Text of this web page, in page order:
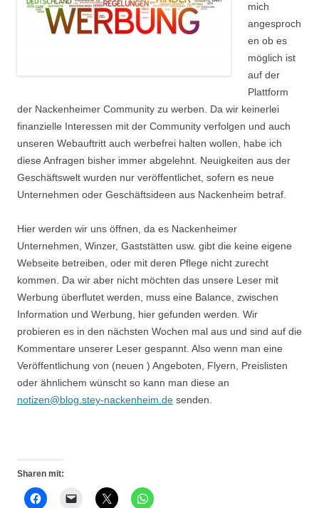
mich
angesproch
en ob es
möglich ist
auf der
Plattform
der Nackenheimer Community zu werben. Da wir keinerlei
finanzielle Interessen mit der Community verfolgen und auch
unseren Webauftritt auch werbefrei halten wollen, habe ich
diese Anfragen bisher immer abgelehnt. Neuigkeiten aus der
Geschäftswelt wurden nur veröffentlichet, sofern es neue
Unternehmen oder Geschäftsideen aus Nackenheim betraf.
Hier werden wir uns öffnen, da es Nackenheimer
Unternehmen, Winzer, Gaststätten usw. gibt die keine eigene
Webseite betreiben, oder mit deren Pflege nicht zurecht
kommen. Da wir aber nicht möchten das unsere Leser mit
Werbung überflutet werden, muss eine Balance, zwischen
Information und Werbung, hier gefunden werden. Wir
probieren es in den nächsten Wochen mal aus und sind auf die
Kommentare unserer Leser gespannt. Also wenn man eine
Veröffentlichung von (neuen ) Angeboten, Flyern, Preislisten
oder ähnlichem wünscht so kann man diese an
notizen@blog.stey-nackenheim.de senden.
Sharen mit: